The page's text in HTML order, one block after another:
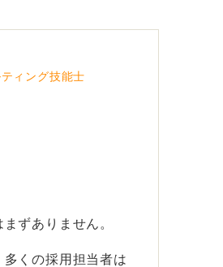
ィング技能士
ずありません。
くの採用担当者は